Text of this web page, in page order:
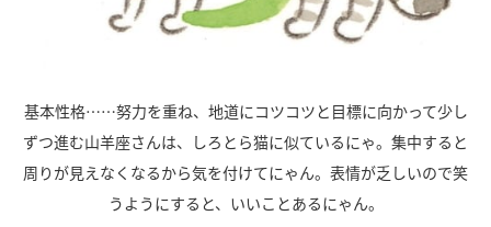
基本性格……努力を重ね、地道にコツコツと目標に向かって少し
ずつ進む山羊座さんは、しろとら猫に似ているにゃ。集中すると
周りが見えなくなるから気を付けてにゃん。表情が乏しいので笑
うようにすると、いいことあるにゃん。